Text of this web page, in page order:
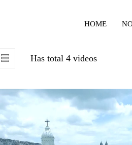
HOME
Has total 4 videos